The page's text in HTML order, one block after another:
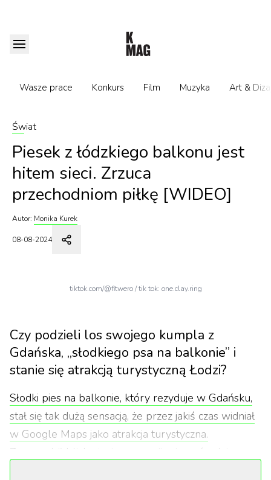
Wasze prace Konkurs Film Muzyka Art &
Świat
Piesek z łódzkiego balkonu jest
hitem sieci. Zrzuca
przechodniom piłkę [WIDEO]
Autor: Monika Kurek
08-08-2024
tiktok.com/@fitwero / tik tok: one.clay.ring
Czy podzieli los swojego kumpla z
Gdańska, „słodkiego psa na balkonie” i
stanie się atrakcją turystyczną Łodzi?
Słodki pies na balkonie, który rezyduje w Gdańsku,
stał się tak dużą sensacją, że przez jakiś czas widniał
w Google Maps jako atrakcja turystyczna.
Zgromadził blisko tysiąc recenzji, a jego średnia ocen